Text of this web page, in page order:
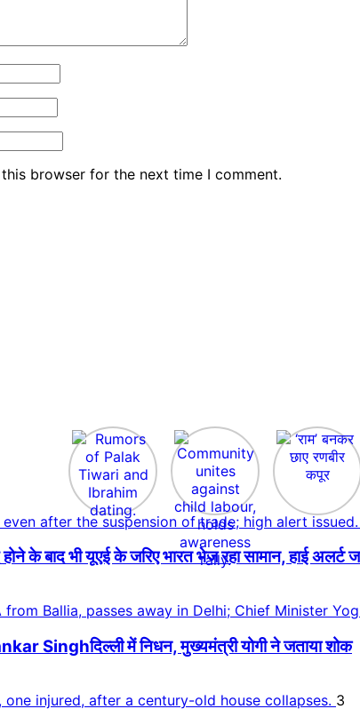
browser for the next time I comment.
बाद भी यूएई के जरिए भारत भेज रहा सामान, हाई अलर्ट
Singhदिल्ली में निधन, मुख्यमंत्री योगी ने जताया शोक
3